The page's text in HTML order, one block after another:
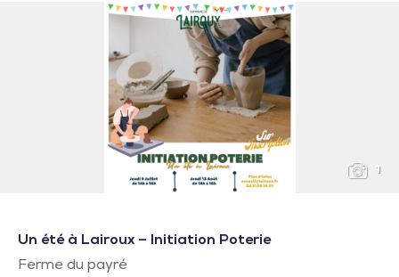
1
Un été à Lairoux – Initiation Poterie
Ferme du payré